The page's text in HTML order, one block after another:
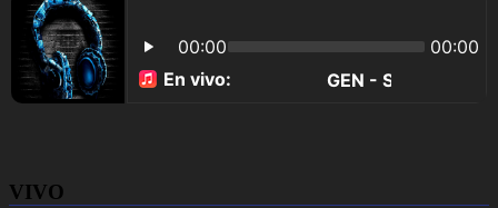
VIVO